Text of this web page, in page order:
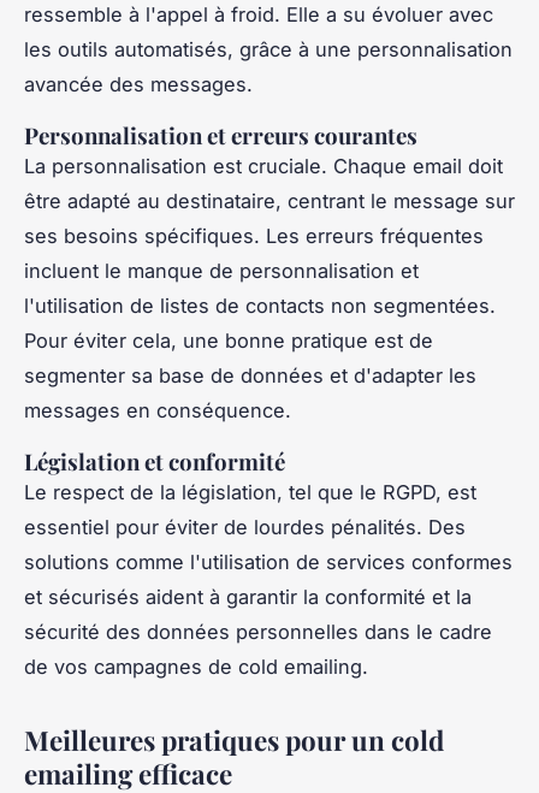
ressemble à l'appel à froid. Elle a su évoluer avec
les outils automatisés, grâce à une personnalisation
avancée des messages.
Personnalisation et erreurs courantes
La personnalisation est cruciale. Chaque email doit
être adapté au destinataire, centrant le message sur
ses besoins spécifiques. Les erreurs fréquentes
incluent le manque de personnalisation et
l'utilisation de listes de contacts non segmentées.
Pour éviter cela, une bonne pratique est de
segmenter sa base de données et d'adapter les
messages en conséquence.
Législation et conformité
Le respect de la législation, tel que le RGPD, est
essentiel pour éviter de lourdes pénalités. Des
solutions comme l'utilisation de services conformes
et sécurisés aident à garantir la conformité et la
sécurité des données personnelles dans le cadre
de vos campagnes de cold emailing.
Meilleures pratiques pour un cold
emailing efficace